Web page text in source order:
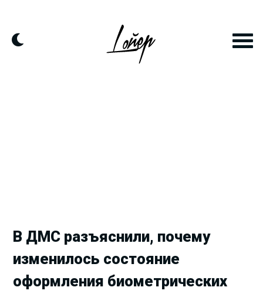
контенту
В ДМС разъяснили, почему
изменилось состояние
оформления биометрических